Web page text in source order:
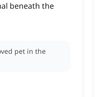
beneath the
pet in the